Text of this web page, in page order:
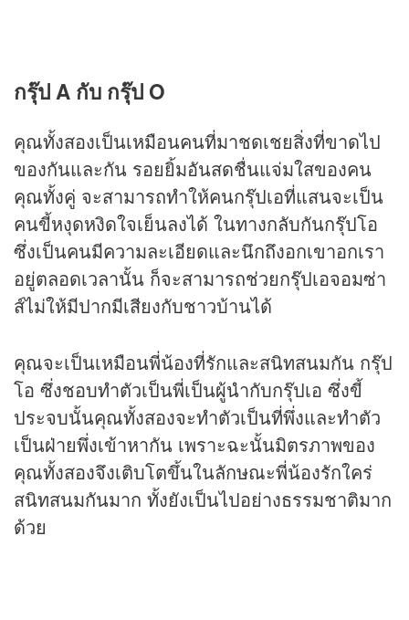
กรุ๊ป A กับ กรุ๊ป O
คุณทั้งสองเป็นเหมือนคนที่มาชดเชยสิ่งที่ขาดไป
ของกันและกัน รอยยิ้มอันสดชื่นแจ่มใสของคน
คุณทั้งคู่ จะสามารถทำให้คนกรุ๊ปเอที่แสนจะเป็น
คนขี้หงุดหงิดใจเย็นลงได้ ในทางกลับกันกรุ๊ปโอ
ซึ่งเป็นคนมีความละเอียดและนึกถึงอกเขาอกเรา
อยู่ตลอดเวลานั้น ก็จะสามารถช่วยกรุ๊ปเอจอมซ่า
ส์ไม่ให้มีปากมีเสียงกับชาวบ้านได้
คุณจะเป็นเหมือนพี่น้องที่รักและสนิทสนมกัน กรุ๊ป
โอ ซึ่งชอบทำตัวเป็นพี่เป็นผู้นำกับกรุ๊ปเอ ซึ่งขี้
ประจบนั้นคุณทั้งสองจะทำตัวเป็นที่พึ่งและทำตัว
เป็นฝ่ายพึ่งเข้าหากัน เพราะฉะนั้นมิตรภาพของ
คุณทั้งสองจึงเติบโตขึ้นในลักษณะพี่น้องรักใคร่
สนิทสนมกันมาก ทั้งยังเป็นไปอย่างธรรมชาติมาก
ด้วย